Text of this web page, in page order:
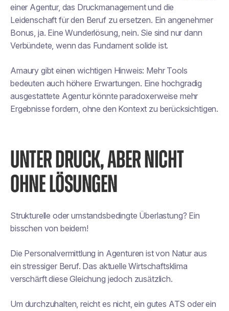
einer Agentur, das Druckmanagement und die
Leidenschaft für den Beruf zu ersetzen. Ein angenehmer
Bonus, ja. Eine Wunderlösung, nein. Sie sind nur dann
Verbündete, wenn das Fundament solide ist.
Amaury gibt einen wichtigen Hinweis: Mehr Tools
bedeuten auch höhere Erwartungen. Eine hochgradig
ausgestattete Agentur könnte paradoxerweise mehr
Ergebnisse fordern, ohne den Kontext zu berücksichtigen.
UNTER DRUCK, ABER NICHT
OHNE LÖSUNGEN
Strukturelle oder umstandsbedingte Überlastung? Ein
bisschen von beidem!
Die Personalvermittlung in Agenturen ist von Natur aus
ein stressiger Beruf. Das aktuelle Wirtschaftsklima
verschärft diese Gleichung jedoch zusätzlich.
Um durchzuhalten, reicht es nicht, ein gutes ATS oder ein